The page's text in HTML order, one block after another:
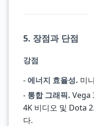
5. 장점과 단점
강점
- 에너지 효율성. 미
- 통합 그래픽. Vega
4K 비디오 및 Dota
다.